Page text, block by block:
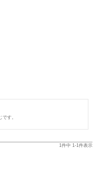
1件中 1-1件表示